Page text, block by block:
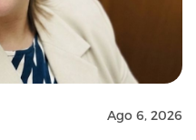
Ago 6, 2026